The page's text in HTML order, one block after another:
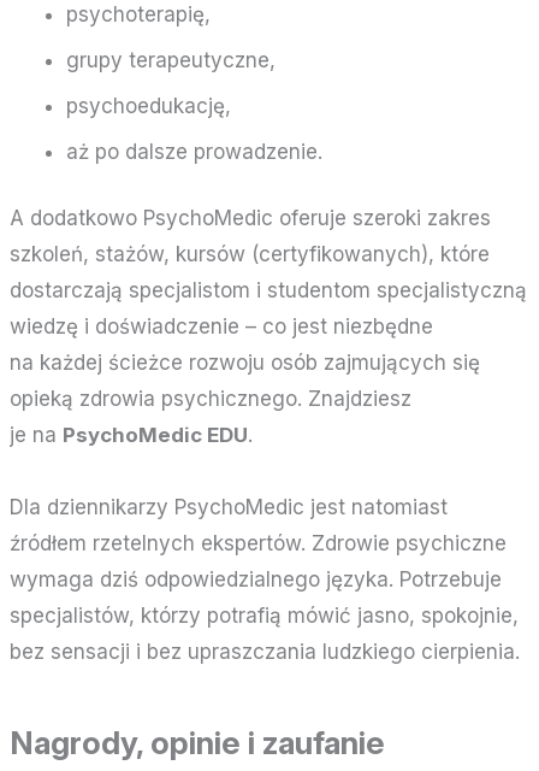
psychoterapię,
grupy terapeutyczne,
psychoedukację,
aż po dalsze prowadzenie.
A dodatkowo PsychoMedic oferuje szeroki zakres
szkoleń, stażów, kursów (certyfikowanych), które
dostarczają specjalistom i studentom specjalistyczną
wiedzę i doświadczenie – co jest niezbędne
na każdej ścieżce rozwoju osób zajmujących się
opieką zdrowia psychicznego. Znajdziesz
je na PsychoMedic EDU.
Dla dziennikarzy PsychoMedic jest natomiast
źródłem rzetelnych ekspertów. Zdrowie psychiczne
wymaga dziś odpowiedzialnego języka. Potrzebuje
specjalistów, którzy potrafią mówić jasno, spokojnie,
bez sensacji i bez upraszczania ludzkiego cierpienia.
Nagrody, opinie i zaufanie